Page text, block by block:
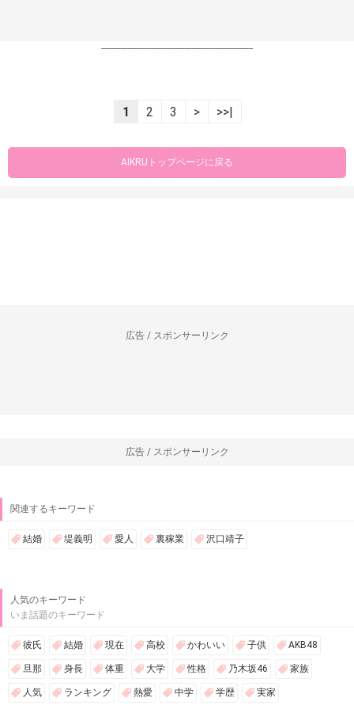
----------------------------------------------------------------
1 2 3 > >>|
AIKRUトップページに戻る
広告 / スポンサーリンク
広告 / スポンサーリンク
関連するキーワード
結婚 堤義明 愛人 裏稼業 沢口靖子
人気のキーワード
いま話題のキーワード
彼氏 結婚 現在 高校 かわいい 子供 AKB48
旦那 身長 体重 大学 性格 乃木坂46 家族
人気 ランキング 熱愛 中学 学歴 実家